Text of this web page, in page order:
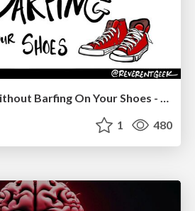
Public Speaking Without Barfing On Your Shoes - THAT 2023
1 480